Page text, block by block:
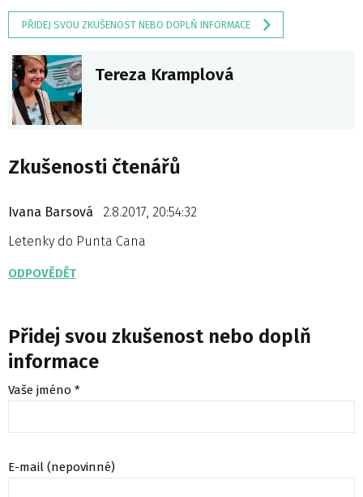
PŘIDEJ SVOU ZKUŠENOST NEBO DOPLŇ INFORMACE
Tereza Kramplová
Zkušenosti čtenářů
Ivana Barsová
2.8.2017, 20:54:32
Letenky do Punta Cana
ODPOVĚDĚT
Přidej svou zkušenost nebo doplň
informace
Vaše jméno *
E-mail (nepovinné)